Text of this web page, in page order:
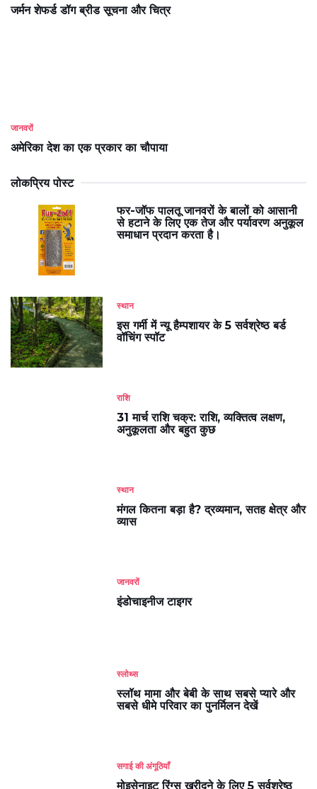
जर्मन शेफर्ड डॉग ब्रीड सूचना और चित्र
जानवरों
अमेरिका देश का एक प्रकार का चौपाया
लोकप्रिय पोस्ट
फर-जॉफ पालतू जानवरों के बालों को आसानी
से हटाने के लिए एक तेज और पर्यावरण अनुकूल
समाधान प्रदान करता है।
स्थान
इस गर्मी में न्यू हैम्पशायर के 5 सर्वश्रेष्ठ बर्ड
वॉचिंग स्पॉट
राशि
31 मार्च राशि चक्र: राशि, व्यक्तित्व लक्षण,
अनुकूलता और बहुत कुछ
स्थान
मंगल कितना बड़ा है? द्रव्यमान, सतह क्षेत्र और
व्यास
जानवरों
इंडोचाइनीज टाइगर
स्लोथ्स
स्लॉथ मामा और बेबी के साथ सबसे प्यारे और
सबसे धीमे परिवार का पुनर्मिलन देखें
सगाई की अंगूठियाँ
मोइसेनाइट रिंग्स खरीदने के लिए 5 सर्वश्रेष्ठ